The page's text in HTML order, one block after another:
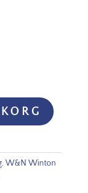
,W&N Winton